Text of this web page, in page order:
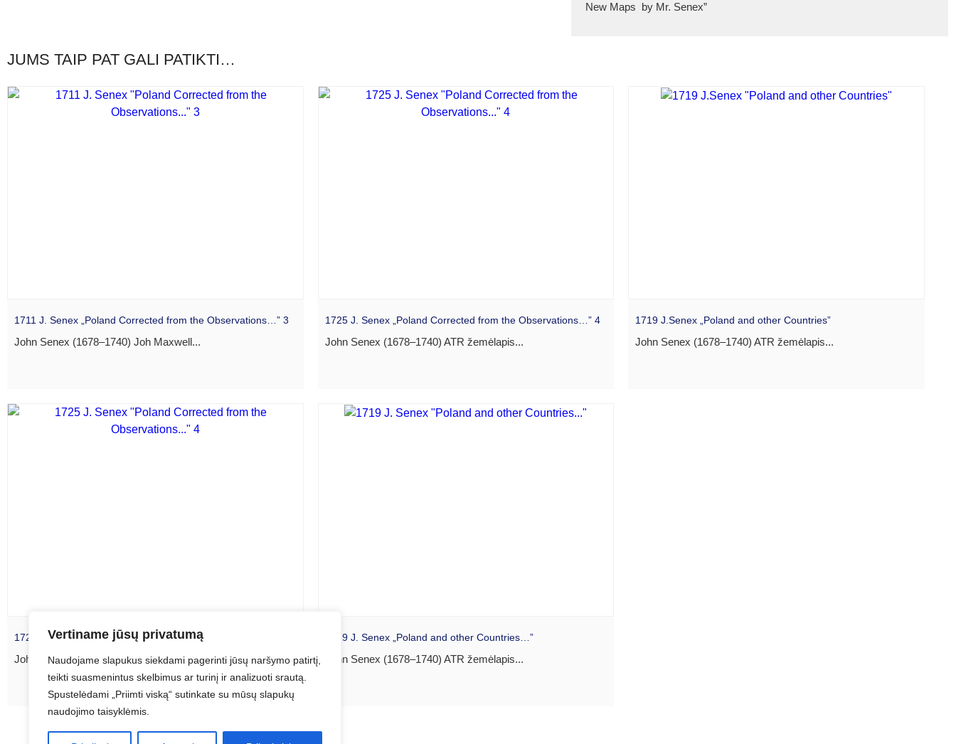
Vertiname jūsų privatumą
Naudojame slapukus siekdami pagerinti jūsų naršymo patirtį,
teikti suasmenintus skelbimus ar turinį ir analizuoti srautą.
Spustelėdami „Priimti viską“ sutinkate su mūsų slapukų
naudojimo taisyklėmis.
New Maps by Mr. Senex”
JUMS TAIP PAT GALI PATIKTI…
1711 J. Senex „Poland Corrected from the Observations…” 3
John Senex (1678–1740) Joh Maxwell...
1725 J. Senex „Poland Corrected from the Observations…” 4
John Senex (1678–1740) ATR žemėlapis...
1719 J.Senex „Poland and other Countries”
John Senex (1678–1740) ATR žemėlapis...
1725 J. Senex „Poland Corrected from the Observations…” 4
John Senex (1678–1740) ATR žemėlapis...
1719 J. Senex „Poland and other Countries…”
John Senex (1678–1740) ATR žemėlapis...